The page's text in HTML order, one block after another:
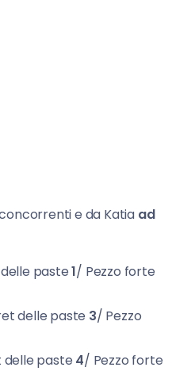
e da Katia ad
paste1/ Pezzo forte
delle paste 3/ Pezzo
paste 4/ Pezzo forte